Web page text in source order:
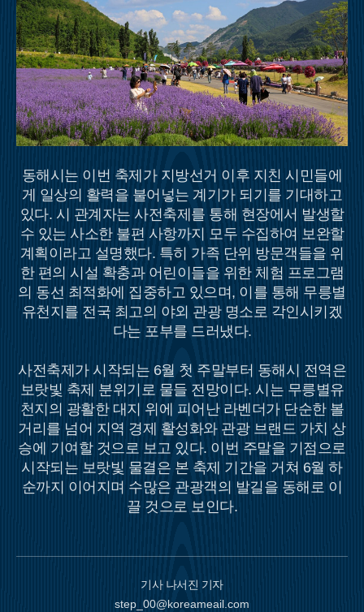
동해시는 이번 축제가 지방선거 이후 지친 시민들에
게 일상의 활력을 불어넣는 계기가 되기를 기대하고
있다. 시 관계자는 사전축제를 통해 현장에서 발생할
수 있는 사소한 불편 사항까지 모두 수집하여 보완할
계획이라고 설명했다. 특히 가족 단위 방문객들을 위
한 편의 시설 확충과 어린이들을 위한 체험 프로그램
의 동선 최적화에 집중하고 있으며, 이를 통해 무릉별
유천지를 전국 최고의 야외 관광 명소로 각인시키겠
다는 포부를 드러냈다.
사전축제가 시작되는 6월 첫 주말부터 동해시 전역은
보랏빛 축제 분위기로 물들 전망이다. 시는 무릉별유
천지의 광활한 대지 위에 피어난 라벤더가 단순한 볼
거리를 넘어 지역 경제 활성화와 관광 브랜드 가치 상
승에 기여할 것으로 보고 있다. 이번 주말을 기점으로
시작되는 보랏빛 물결은 본 축제 기간을 거쳐 6월 하
순까지 이어지며 수많은 관광객의 발길을 동해로 이
끌 것으로 보인다.
기사 나서진 기자
step_00@koreameail.com